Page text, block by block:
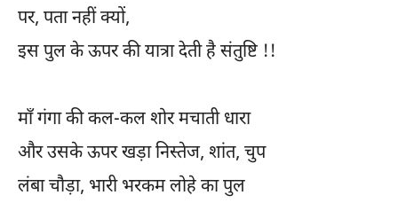
पर, पता नहीं क्यों,
इस पुल के ऊपर की यात्रा देती है संतुष्टि !!
माँ गंगा की कल-कल शोर मचाती धारा
और उसके ऊपर खड़ा निस्तेज, शांत, चुप
लंबा चौड़ा, भारी भरकम लोहे का पुल